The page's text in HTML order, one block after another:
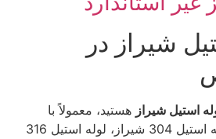
شیراز در
استیل شیراز هستید، معمولاً با
گزینه‌های مختلفی مثل لوله استیل 304 شیراز، لوله استیل 316